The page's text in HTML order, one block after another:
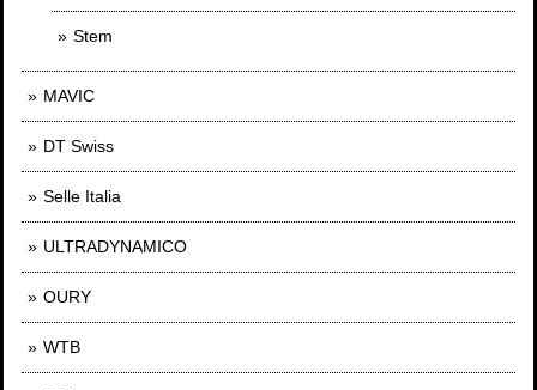
Stem
MAVIC
DT Swiss
Selle Italia
ULTRADYNAMICO
OURY
WTB